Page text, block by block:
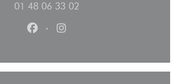
01 48 06 33 02
Facebook ((新しいウィンドウ
Instagram ((新しいウィ